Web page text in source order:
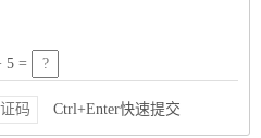
5 =
Ctrl+Enter快速提交